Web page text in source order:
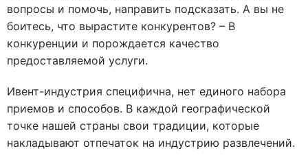
вопросы и помочь, направить подсказать. А вы не
боитесь, что вырастите конкурентов? – В
конкуренции и порождается качество
предоставляемой услуги.
Ивент-индустрия специфична, нет единого набора
приемов и способов. В каждой географической
точке нашей страны свои традиции, которые
накладывают отпечаток на индустрию развлечений.